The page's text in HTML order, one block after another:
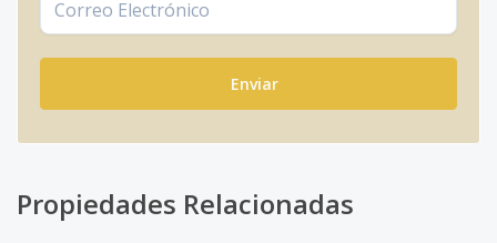
Enviar
Propiedades Relacionadas